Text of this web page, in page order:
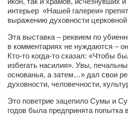
Лариса Ильченко
Орест Коваль
Тамара Кубракова
Елена Мельник
Вера Паненко
Семён Салатенко
Сергей Шепилов
интерьер «Нашей галереи»
выражению духовности
Эта выставка – реквием по
в комментариях не нуждаются –
Кто-то когда-то сказал: «Чтобы
избегать насилия». Увы,
основанья, а затем…» дал свои
духовности, человечности,
Это поветрие зацепило Сумы и
годов была предпринята попытка